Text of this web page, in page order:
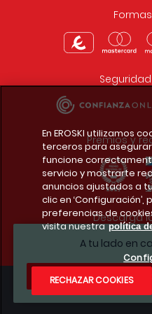
A tu lado en
¿Te
Premios y
Descarga
Condiciones legales
En EROSKI utilizamos
terceros para
funcione
servicio y mostrarte
anuncios ajustados a
clic en
preferencias de
visita nuestra política
RECHAZAR COOKIES